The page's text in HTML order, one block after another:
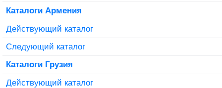
Каталоги Армения
Действующий каталог
Следующий каталог
Каталоги Грузия
Действующий каталог